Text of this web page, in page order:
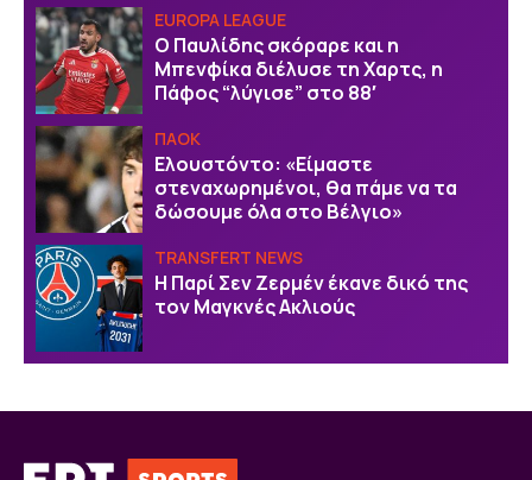
EUROPA LEAGUE
Ο Παυλίδης σκόραρε και η
Μπενφίκα διέλυσε τη Χαρτς, η
Πάφος “λύγισε” στο 88′
ΠΑΟΚ
Ελουστόντο: «Είμαστε
στεναχωρημένοι, θα πάμε να τα
δώσουμε όλα στο Βέλγιο»
TRANSFERT NEWS
Η Παρί Σεν Ζερμέν έκανε δικό της
τον Μαγκνές Ακλιούς